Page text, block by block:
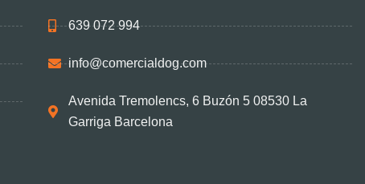
639 072 994
info@comercialdog.com
Avenida Tremolencs, 6 Buzón 5 08530 La
Garriga Barcelona